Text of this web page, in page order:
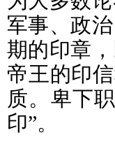
军事、政
期的印章
帝王的印
质。卑下
印”。